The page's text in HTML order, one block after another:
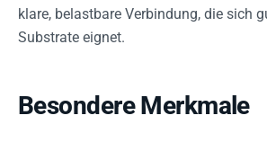
klare, belastbare Verbindung, die sich
Substrate eignet.
Besondere Merkmale